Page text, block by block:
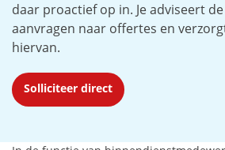
daar proactief op in. Je adviseert
aanvragen naar offertes en
hiervan.
Solliciteer direct